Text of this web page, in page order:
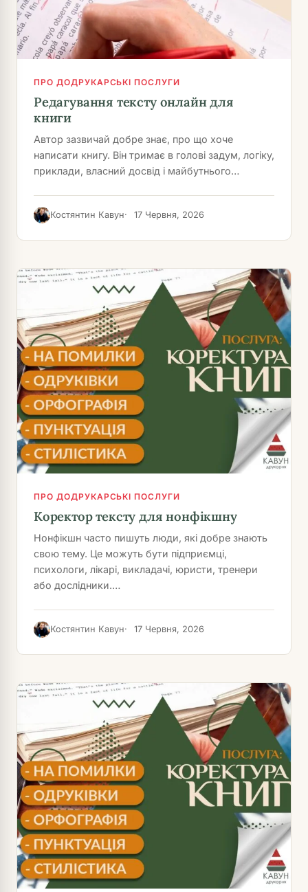
ПРО ДОДРУКАРСЬКІ ПОСЛУГИ
Редагування тексту онлайн для
книги
Автор зазвичай добре знає, про що хоче
написати книгу. Він тримає в голові задум, логіку,
приклади, власний досвід і майбутнього…
Костянтин Кавун 17 Червня, 2026
ПРО ДОДРУКАРСЬКІ ПОСЛУГИ
Коректор тексту для нонфікшну
Нонфікшн часто пишуть люди, які добре знають
свою тему. Це можуть бути підприємці,
психологи, лікарі, викладачі, юристи, тренери
або дослідники.…
Костянтин Кавун 17 Червня, 2026